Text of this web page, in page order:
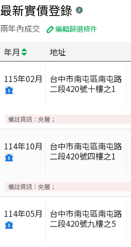
最新實價登錄
兩年內成交 編輯篩選條件
年月 地址
115年02月
台中市南屯區南屯路
二段420號十樓之1
備註資訊： 夾層；
114年10月
台中市南屯區南屯路
二段420號四樓之1
備註資訊： 夾層；
114年05月
台中市南屯區南屯路
二段420號九樓之5